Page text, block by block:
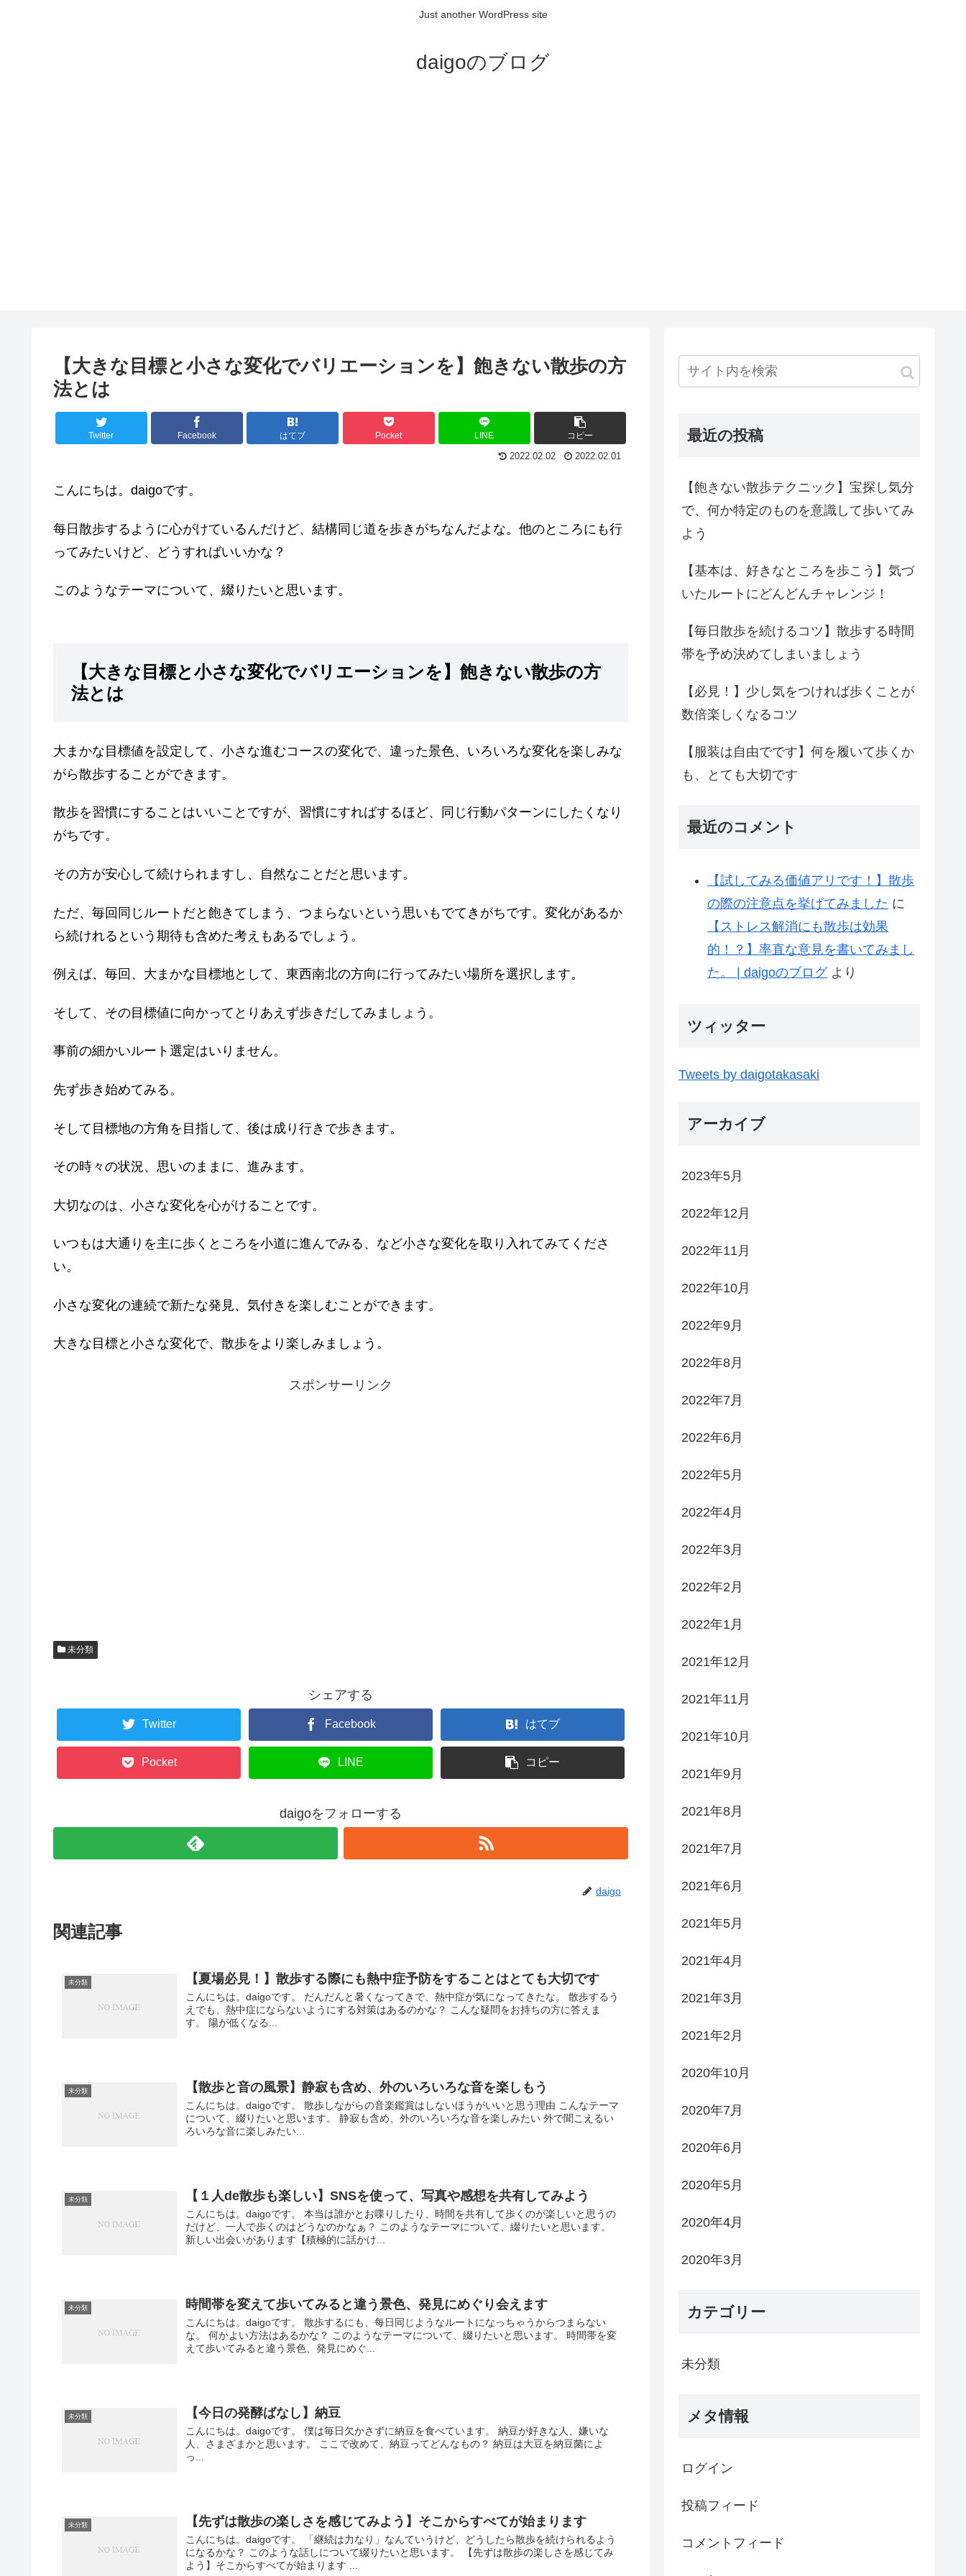
Just another WordPress site
daigoのブログ
【大きな目標と小さな変化でバリエーションを】飽きない散歩の方
法とは
Twitter Facebook はてブ Pocket LINE コピー
2022.02.02 2022.02.01
こんにちは。daigoです。
每日散歩するように心がけているんだけど、結構同じ道を歩きがちなんだよな。他のところにも行
ってみたいけど、どうすればいいかな？
このようなテーマについて、綴りたいと思います。
【大きな目標と小さな変化でバリエーションを】飽きない散歩の方
法とは
大まかな目標値を設定して、小さな進むコースの変化で、違った景色、いろいろな変化を楽しみな
がら散歩することができます。
散歩を習慣にすることはいいことですが、習慣にすればするほど、同じ行動パターンにしたくなり
がちです。
その方が安心して続けられますし、自然なことだと思います。
ただ、毎回同じルートだと飽きてしまう、つまらないという思いもでてきがちです。変化があるか
ら続けれるという期待も含めた考えもあるでしょう。
例えば、毎回、大まかな目標地として、東西南北の方向に行ってみたい場所を選択します。
そして、その目標値に向かってとりあえず歩きだしてみましょう。
事前の細かいルート選定はいりません。
先ず歩き始めてみる。
そして目標地の方角を目指して、後は成り行きで歩きます。
その時々の状況、思いのままに、進みます。
大切なのは、小さな変化を心がけることです。
いつもは大通りを主に歩くところを小道に進んでみる、など小さな変化を取り入れてみてくださ
い。
小さな変化の連続で新たな発見、気付きを楽しむことができます。
大きな目標と小さな変化で、散歩をより楽しみましょう。
スポンサーリンク
未分類
シェアする
Twitter Facebook はてブ
Pocket LINE コピー
daigoをフォローする
daigo
関連記事
未分類 【夏場必見！】散歩する際にも熱中症予防をすることはとても大切です
こんにちは。daigoです。 だんだんと暑くなってきで、熱中症が気になってきたな。 散歩するう
えでも、熱中症にならないようにする対策はあるのかな？ こんな疑問をお持ちの方に答えま
す。 陽が低くなる...
未分類 【散歩と音の風景】静寂も含め、外のいろいろな音を楽しもう
こんにちは。daigoです。 散歩しながらの音楽鑑賞はしないほうがいいと思う理由 こんなテーマ
について、綴りたいと思います。 静寂も含め、外のいろいろな音を楽しみたい 外で聞こえるい
ろいろな音に楽しみたい...
未分類 【１人de散歩も楽しい】SNSを使って、写真や感想を共有してみよう
こんにちは。daigoです。 本当は誰かとお喋りしたり、時間を共有して歩くのが楽しいと思うの
だけど、一人で歩くのはどうなのかなぁ？ このようなテーマについて、綴りたいと思います。
新しい出会いがあります【積極的に話かけ...
未分類 時間帯を変えて歩いてみると違う景色、発見にめぐり会えます
こんにちは。daigoです。 散歩するにも、每日同じようなルートになっちゃうからつまらない
な。 何かよい方法はあるかな？ このようなテーマについて、綴りたいと思います。 時間帯を変
えて歩いてみると違う景色、発見にめぐ...
未分類 【今日の発酵ばなし】納豆
こんにちは。daigoです。 僕は毎日欠かさずに納豆を食べています。 納豆が好きな人、嫌いな
人、さまざまかと思います。 ここで改めて、納豆ってどんなもの？ 納豆は大豆を納豆菌によ
っ...
未分類 【先ずは散歩の楽しさを感じてみよう】そこからすべてが始まります
こんにちは。daigoです。 「継続は力なり」なんていうけど、どうしたら散歩を続けられるよう
になるかな？ このような話しについて綴りたいと思います。 【先ずは散歩の楽しさを感じてみ
よう】そこからすべてが始まります ...
最近の投稿
【飽きない散歩テクニック】宝探し気分
で、何か特定のものを意識して歩いてみ
よう
【基本は、好きなところを歩こう】気づ
いたルートにどんどんチャレンジ！
【毎日散歩を続けるコツ】散歩する時間
帯を予め決めてしまいましょう
【必見！】少し気をつければ歩くことが
数倍楽しくなるコツ
【服装は自由でです】何を履いて歩くか
も、とても大切です
最近のコメント
【試してみる価値アリです！】散歩
の際の注意点を挙げてみました に
【ストレス解消にも散歩は効果
的！？】率直な意見を書いてみまし
た。 | daigoのブログより
ツィッター
Tweets by daigotakasaki
アーカイブ
2023年5月
2022年12月
2022年11月
2022年10月
2022年9月
2022年8月
2022年7月
2022年6月
2022年5月
2022年4月
2022年3月
2022年2月
2022年1月
2021年12月
2021年11月
2021年10月
2021年9月
2021年8月
2021年7月
2021年6月
2021年5月
2021年4月
2021年3月
2021年2月
2020年10月
2020年7月
2020年6月
2020年5月
2020年4月
2020年3月
カテゴリー
未分類
メタ情報
ログイン
投稿フィード
コメントフィード